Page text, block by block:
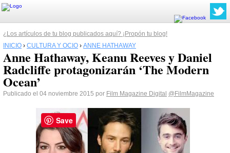
¿Los artículos de tu blog publicados aquí? ¡Propón tu blog!
INICIO › CULTURA Y OCIO › ANNE HATHAWAY
Anne Hathaway, Keanu Reeves y Daniel
Radcliffe protagonizarán ‘The Modern
Ocean’
Publicado el 04 noviembre 2015 por Film Magazine Digital @FilmMagazine
Save